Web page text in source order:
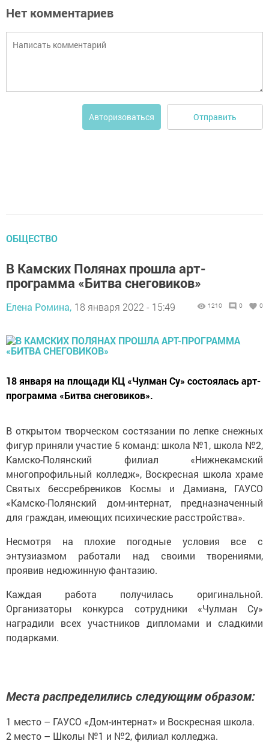
Нет комментариев
Авторизоваться Отправить
ОБЩЕСТВО
В Камских Полянах прошла арт-
программа «Битва снеговиков»
Елена Ромина, 18 января 2022 - 15:49 1210 0 0
18 января на площади КЦ «Чулман Су» состоялась арт-
программа «Битва снеговиков».
В открытом творческом состязании по лепке снежных
фигур приняли участие 5 команд: школа №1, школа №2,
Камско-Полянский филиал «Нижнекамский
многопрофильный колледж», Воскресная школа храме
Святых бессребреников Космы и Дамиана, ГАУСО
«Камско-Полянский дом-интернат, предназначенный
для граждан, имеющих психические расстройства».
Несмотря на плохие погодные условия все с
энтузиазмом работали над своими творениями,
проявив недюжинную фантазию.
Каждая работа получилась оригинальной.
Организаторы конкурса сотрудники «Чулман Су»
наградили всех участников дипломами и сладкими
подарками.
Места распределились следующим образом:
1 место – ГАУСО «Дом-интернат» и Воскресная школа.
2 место – Школы №1 и №2, филиал колледжа.